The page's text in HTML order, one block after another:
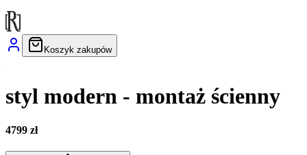
Koszyk zakupów
styl modern - montaż ścienny
4799 zł